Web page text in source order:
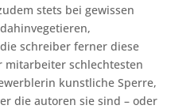
stets bei gewissen
schreiber ferner diese
mitarbeiter schlechtesten
kunstliche Sperre,
die autoren sie sind – oder